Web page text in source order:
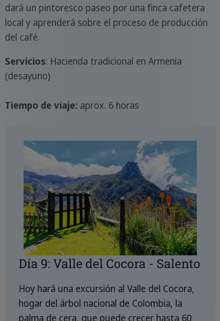
dará un pintoresco paseo por una finca cafetera
local y aprenderá sobre el proceso de producción
del café.
Servicios: Hacienda tradicional en Armenia
(desayuno)
Tiempo de viaje: aprox. 6 horas
Día 9: Valle del Cocora - Salento
Hoy hará una excursión al Valle del Cocora,
hogar del árbol nacional de Colombia, la
palma de cera, que puede crecer hasta 60